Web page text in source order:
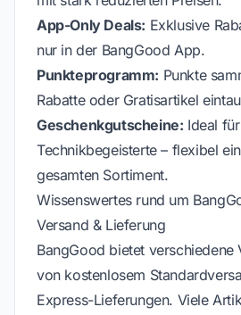
App-Only Deals: Exklusive
nur in der BangGood App.
Punkteprogramm: Punkte
Rabatte oder Gratisartikel
Geschenkgutscheine: Ideal für
Technikbegeisterte – flexibel
gesamten Sortiment.
Wissenswertes rund um
Versand & Lieferung
BangGood bietet verschiedene
von kostenlosem
Express-Lieferungen. Viele